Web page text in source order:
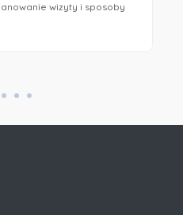
wizyty i sposoby